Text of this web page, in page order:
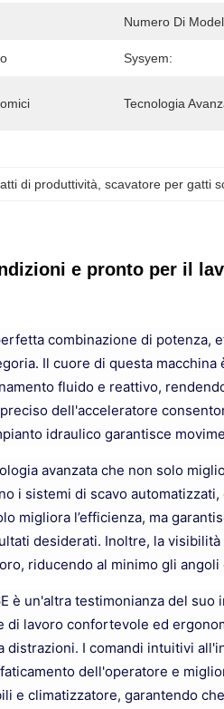
Numero Di
Sysyem:
Tecnologia
di produttività , scavatore per gatti
e pronto per il
combinazione di potenza,
Il cuore di questa
fluido e reattivo,
dell'acceleratore
idraulico garantisce
avanzata che non solo
i sistemi di scavo
migliora l’efficienza, ma
desiderati. Inoltre, la
riducendo al minimo gli
è un'altra testimonianza del
lavoro confortevole ed
I comandi intuitivi
dell'operatore e
e climatizzatore, garantendo